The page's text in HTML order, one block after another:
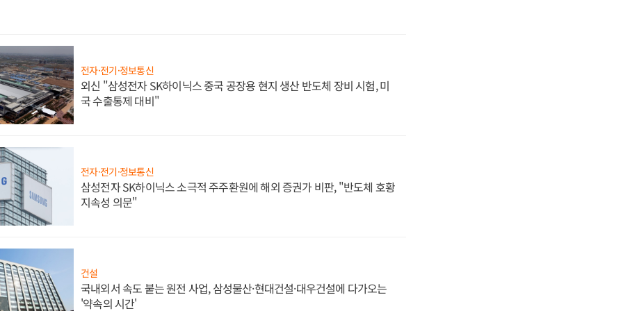
전자·전기·정보통신
외신 "삼성전자 SK하이닉스 중국 공장용 현지 생산 반도체 장비 시험, 미
국 수출통제 대비"
전자·전기·정보통신
삼성전자 SK하이닉스 소극적 주주환원에 해외 증권가 비판, "반도체 호황
지속성 의문"
건설
국내외서 속도 붙는 원전 사업, 삼성물산·현대건설·대우건설에 다가오는
'약속의 시간'